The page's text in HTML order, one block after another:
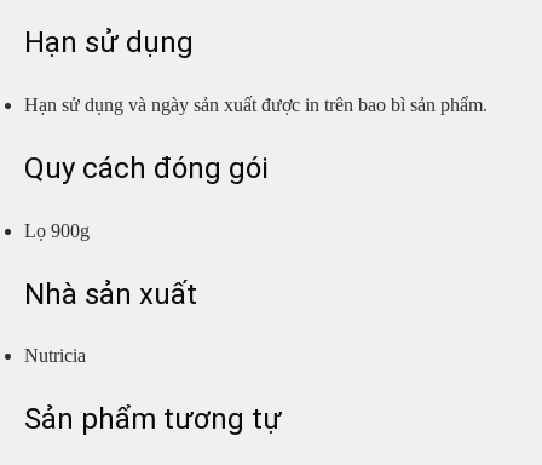
Hạn sử dụng
Hạn sử dụng và ngày sản xuất được in trên bao bì sản phẩm.
Quy cách đóng gói
Lọ 900g
Nhà sản xuất
Nutricia
Sản phẩm tương tự